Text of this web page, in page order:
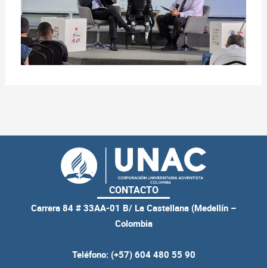
CONTACTO
Carrera 84 # 33AA-01 B/ La Castellana (Medellín –
Colombia
Teléfono: (+57) 604 480 55 90